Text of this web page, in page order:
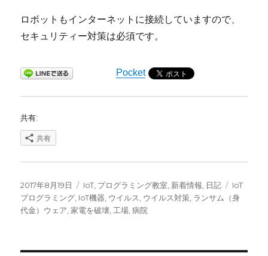
ロボットもインターネットに接続していますので、
セキュリティー対策は必須です。
Pocket
共有:
共有
投
稿
日:
2017年8月19日
カ
テ
ゴ
IoT, プログラミング教室, 新着情報, 日記
タ
グ
IoT
プログラミング, IoT機器, ウイルス, ウイルス対策, ランサム（身
代金）ウェア,家電を破壊,工場,病院